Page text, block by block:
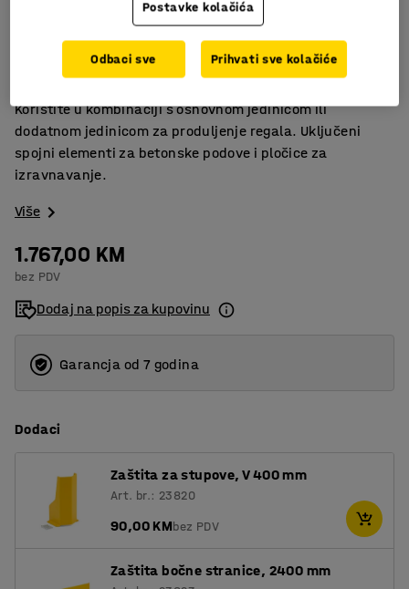
Odlično spremište
Dizajn koji štedi prostor
Ispunjava sigurnosne zahtjeve
Koristite u kombinaciji s osnovnom jedinicom ili
dodatnom jedinicom za produljenje regala. Uključeni
spojni elementi za betonske podove i pločice za
izravnavanje.
Više
1.767,00 KM
bez PDV
Dodaj na popis za kupovinu
Garancja od 7 godina
Dodaci
Zaštita za stupove, V 400 mm
Art. br.: 23820
90,00 KMbez PDV
Zaštita bočne stranice, 2400 mm
Postavke kolačića
Odbaci sve Prihvati sve kolačiće